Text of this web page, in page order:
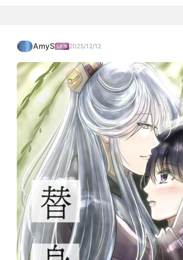
AmyS 2025/12/12